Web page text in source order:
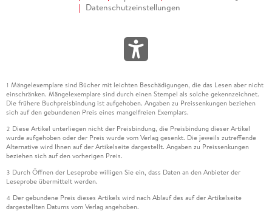
Datenschutzeinstellungen
1 Mängelexemplare sind Bücher mit leichten Beschädigungen, die das Lesen aber nicht
einschränken. Mängelexemplare sind durch einen Stempel als solche gekennzeichnet.
Die frühere Buchpreisbindung ist aufgehoben. Angaben zu Preissenkungen beziehen
sich auf den gebundenen Preis eines mangelfreien Exemplars.
2 Diese Artikel unterliegen nicht der Preisbindung, die Preisbindung dieser Artikel
wurde aufgehoben oder der Preis wurde vom Verlag gesenkt. Die jeweils zutreffende
Alternative wird Ihnen auf der Artikelseite dargestellt. Angaben zu Preissenkungen
beziehen sich auf den vorherigen Preis.
3 Durch Öffnen der Leseprobe willigen Sie ein, dass Daten an den Anbieter der
Leseprobe übermittelt werden.
4 Der gebundene Preis dieses Artikels wird nach Ablauf des auf der Artikelseite
dargestellten Datums vom Verlag angehoben.